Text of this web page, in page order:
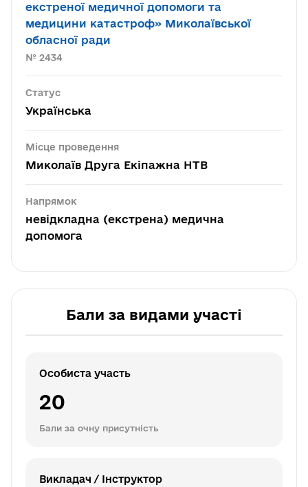
екстреної медичної допомоги та
медицини катастроф» Миколаївської
обласної ради
№ 2434
Статус
Українська
Місце проведення
Миколаїв Друга Екіпажна НТВ
Напрямок
невідкладна (екстрена) медична
допомога
Бали за видами участі
Особиста участь
20
Бали за очну присутність
Викладач / Інструктор